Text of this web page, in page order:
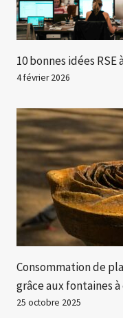
10 bonnes idées
4 février 2026
Consommation de
grâce aux fontaines
25 octobre 2025